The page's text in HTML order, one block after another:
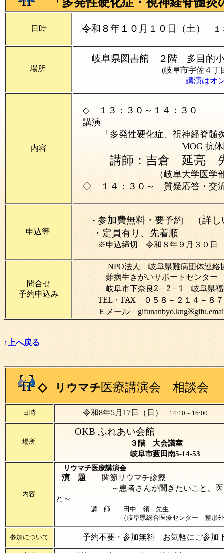
日時 令和８年１０月１０日（土） １
場所
岐阜県図書館 ２階 多目的
(岐阜市宇佐４丁目
講演はオ
内容
◇ １３：３０～１４：３０
講演
「多発性硬化症、視神経脊髄炎
MOG 抗体関連疾患
講師：吉倉 延亮
（岐阜大学医学部附属
◇ １４：３０～ 質疑応答・
申込等
・ 参加費無料・要予約 （詳し
・定員有り、先着順
※申込締切 令和８年９月３０
問合せ
予約申込み
NPO法人 岐阜県難病団体連絡
難病生きがいサポートセンター
岐阜市下奈良2－2－1 岐阜県
TEL・FAX ０５８－２１４－８７
Ｅメール
↑上へ戻る
◇ リウマチ医療講演会 相談会
日時 令和8年5月17日（日） 14:10～16:00
場所
OKB ふれあい会館
３階 大会議室
岐阜市薮田南5-14-53
内容
リウマチ医療講演会
演 題 関節リウマチ診療
～患者さんが聞きたいこと、医師
と～
講 師 田中 領 先生
（岐阜県総合医療センター 整形外
参加について 予約不要・参加無料 お気軽にご参加